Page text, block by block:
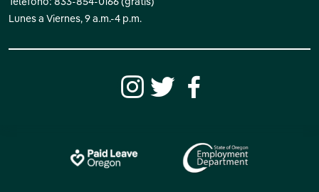
Lunes a Viernes, 9 a.m.-4 p.m.